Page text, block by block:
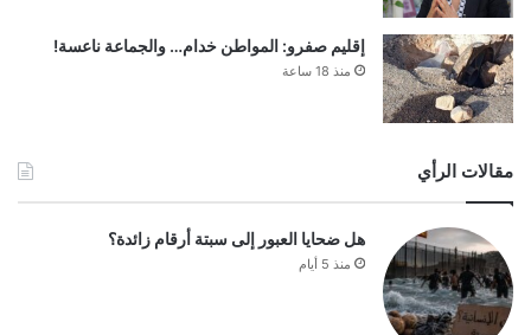
إقليم صفرو: المواطن خدام… والجماعة ناعسة!
منذ 18 ساعة
مقالات الرأي
هل ضحايا العبور إلى سبتة أرقام زائدة؟
منذ 5 أيام